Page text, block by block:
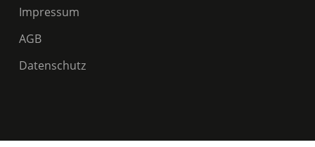
Impressum
AGB
Datenschutz